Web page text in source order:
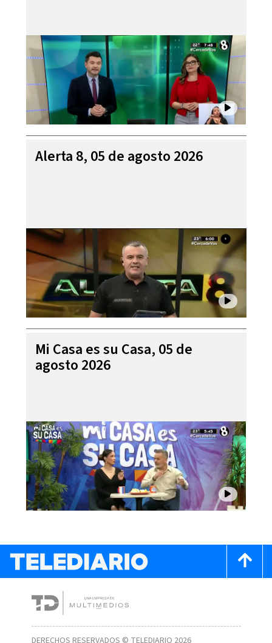
Alerta 8, 05 de agosto 2026
Mi Casa es su Casa, 05 de
agosto 2026
DERECHOS RESERVADOS © TELEDIARIO 2026